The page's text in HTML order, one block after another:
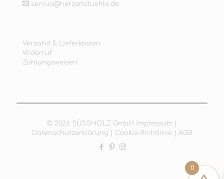
servus@herzerlstuehle.de
Versand & Lieferkosten
Widerruf
Zahlungsweisen
© 2026 SÜSSHOLZ GmbH Impressum
Datenschutzerklärung
Cookie-Richtlinie AGB
0